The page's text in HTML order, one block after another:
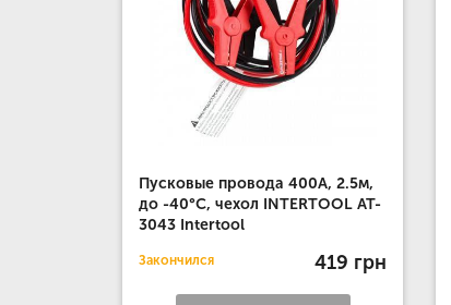
Пусковые провода 400А, 2.5м,
до -40°C, чехол INTERTOOL AT-
3043 Intertool
Закончился 419 грн